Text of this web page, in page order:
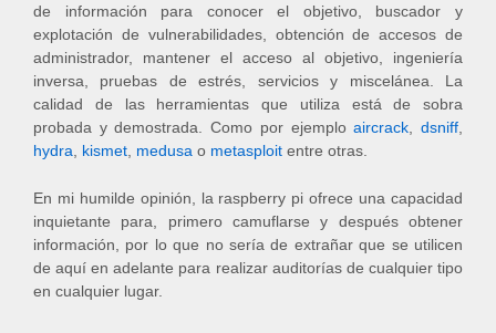
de información para conocer el objetivo, buscador y
explotación de vulnerabilidades, obtención de accesos de
administrador, mantener el acceso al objetivo, ingeniería
inversa, pruebas de estrés, servicios y miscelánea. La
calidad de las herramientas que utiliza está de sobra
probada y demostrada. Como por ejemploaircrack ,dsniff
hydra
kismet medusa o metasploit entre otras.
En mi humilde opinión, la raspberry pi ofrece una capacidad
inquietante para, primero camuflarse y después obtener
información, por lo que no sería de extrañar que se utilicen
de aquí en adelante para realizar auditorías de cualquier tipo
en cualquier lugar.